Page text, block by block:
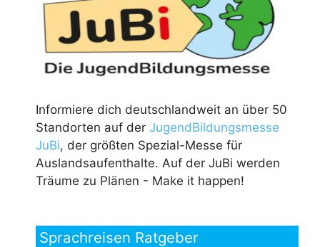
Informiere dich deutschlandweit an über 50
Standorten auf der JugendBildungsmesse
JuBi, der größten Spezial-Messe für
Auslandsaufenthalte. Auf der JuBi werden
Träume zu Plänen - Make it happen!
Sprachreisen Ratgeber